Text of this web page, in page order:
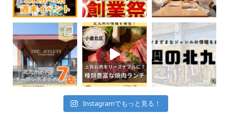
Instagramでもっと見る！